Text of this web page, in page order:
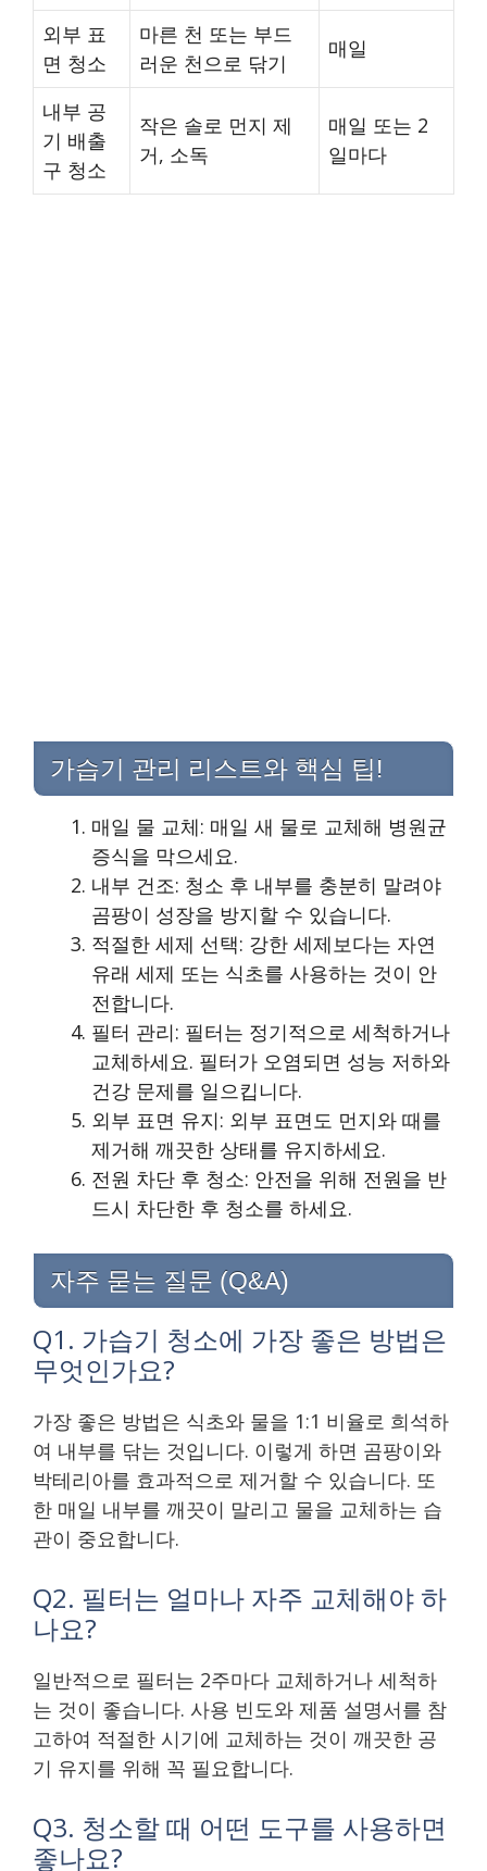
외부 표
면 청소
마른 천 또는 부드
러운 천으로 닦기
매일
내부 공
기 배출
구 청소
작은 솔로 먼지 제
거, 소독
매일 또는 2
일마다
가습기 관리 리스트와 핵심 팁!
매일 물 교체: 매일 새 물로 교체해 병원균
증식을 막으세요.
내부 건조: 청소 후 내부를 충분히 말려야
곰팡이 성장을 방지할 수 있습니다.
적절한 세제 선택: 강한 세제보다는 자연
유래 세제 또는 식초를 사용하는 것이 안
전합니다.
필터 관리: 필터는 정기적으로 세척하거나
교체하세요. 필터가 오염되면 성능 저하와
건강 문제를 일으킵니다.
외부 표면 유지: 외부 표면도 먼지와 때를
제거해 깨끗한 상태를 유지하세요.
전원 차단 후 청소: 안전을 위해 전원을 반
드시 차단한 후 청소를 하세요.
자주 묻는 질문 (Q&A)
Q1. 가습기 청소에 가장 좋은 방법은
무엇인가요?
가장 좋은 방법은 식초와 물을 1:1 비율로 희석하
여 내부를 닦는 것입니다. 이렇게 하면 곰팡이와
박테리아를 효과적으로 제거할 수 있습니다. 또
한 매일 내부를 깨끗이 말리고 물을 교체하는 습
관이 중요합니다.
Q2. 필터는 얼마나 자주 교체해야 하
나요?
일반적으로 필터는 2주마다 교체하거나 세척하
는 것이 좋습니다. 사용 빈도와 제품 설명서를 참
고하여 적절한 시기에 교체하는 것이 깨끗한 공
기 유지를 위해 꼭 필요합니다.
Q3. 청소할 때 어떤 도구를 사용하면
좋나요?